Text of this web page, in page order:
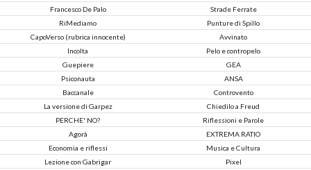
Francesco De Palo
Strade Ferrate
RiMediamo
Punture di Spillo
CapoVerso (rubrica innocente)
Avvinato
Incolta
Pelo e contropelo
Guepiere
GEA
Psiconauta
ANSA
Baccanale
Controvento
La versione di Garpez
Chiedilo a Freud
PERCHE' NO?
Riflessioni e Parole
Agorà
EXTREMA RATIO
Economia e riflessi
Musica e Cultura
Lezione con Gabrigar
Pixel